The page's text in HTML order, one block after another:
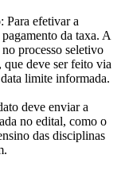
Para efetivar a
da taxa. A
processo seletivo
que deve ser feito via
limite informada.
deve enviar a
no edital, como o
das disciplinas